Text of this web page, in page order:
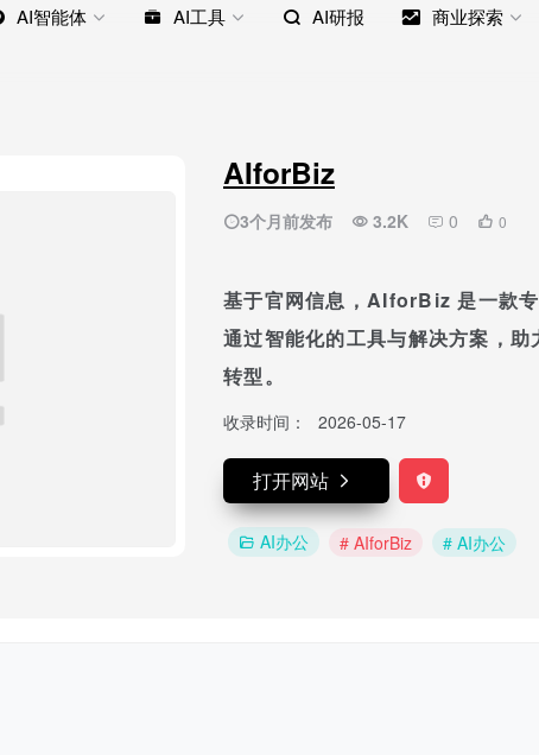
AI智能体 AI工具 AI研报 商业探索
AIforBiz
3个月前发布 3.2K 0 0
基于官网信息，AIforBiz 是一款
通过智能化的工具与解决方案，
转型。
收录时间： 2026-05-17
打开网站
AI办公 # AIforBiz # AI办公